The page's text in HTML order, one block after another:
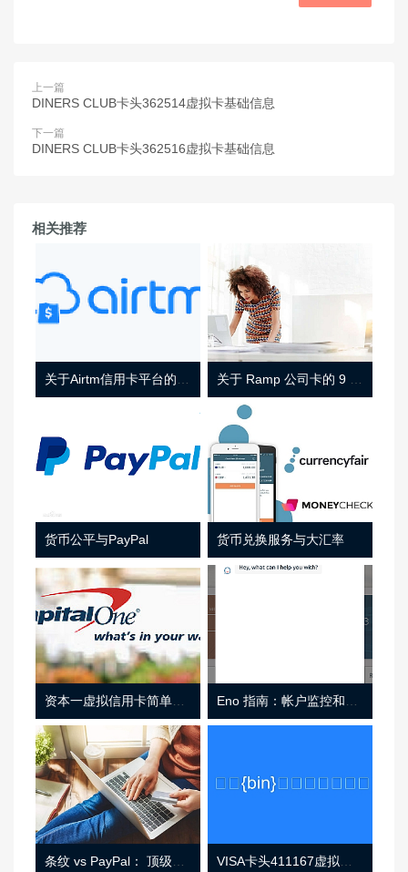
上一篇
DINERS CLUB卡头362514虚拟卡基础信息
下一篇
DINERS CLUB卡头362516虚拟卡基础信息
相关推荐
货币公平与PayPal 货币兑换服务与大汇率
资本一虚拟信用卡简单介绍
条纹 vs PayPal： 顶级功能， 定价 （和更多！ VISA卡头411167虚拟卡基础信息